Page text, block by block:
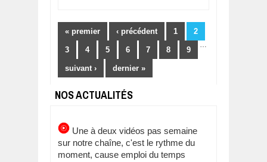
« premier ‹ précédent 1 2
3 4 5 6 7 8 9
…
suivant › dernier »
NOS ACTUALITÉS
Une à deux vidéos pas semaine
sur notre chaîne, c'est le rythme du
moment, cause emploi du temps